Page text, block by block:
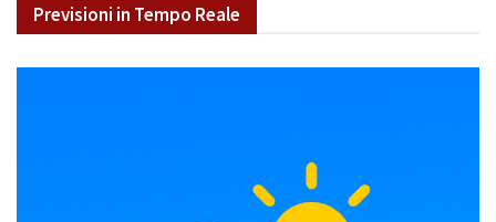
Previsioni in Tempo Reale